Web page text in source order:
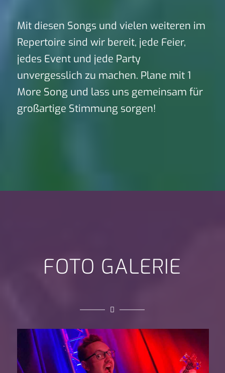
Mit diesen Songs und vielen weiteren im
Repertoire sind wir bereit, jede Feier,
jedes Event und jede Party
unvergesslich zu machen. Plane mit 1
More Song und lass uns gemeinsam für
großartige Stimmung sorgen!
FOTO GALERIE